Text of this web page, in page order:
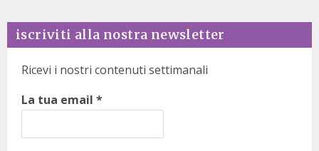
iscriviti alla nostra newsletter
Ricevi i nostri contenuti settimanali
La tua email *